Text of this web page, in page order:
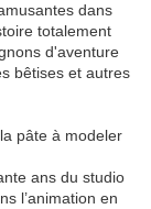
dans
totalement
d'aventure
bêtises et autres
pâte à modeler
ans du studio
l’animation en